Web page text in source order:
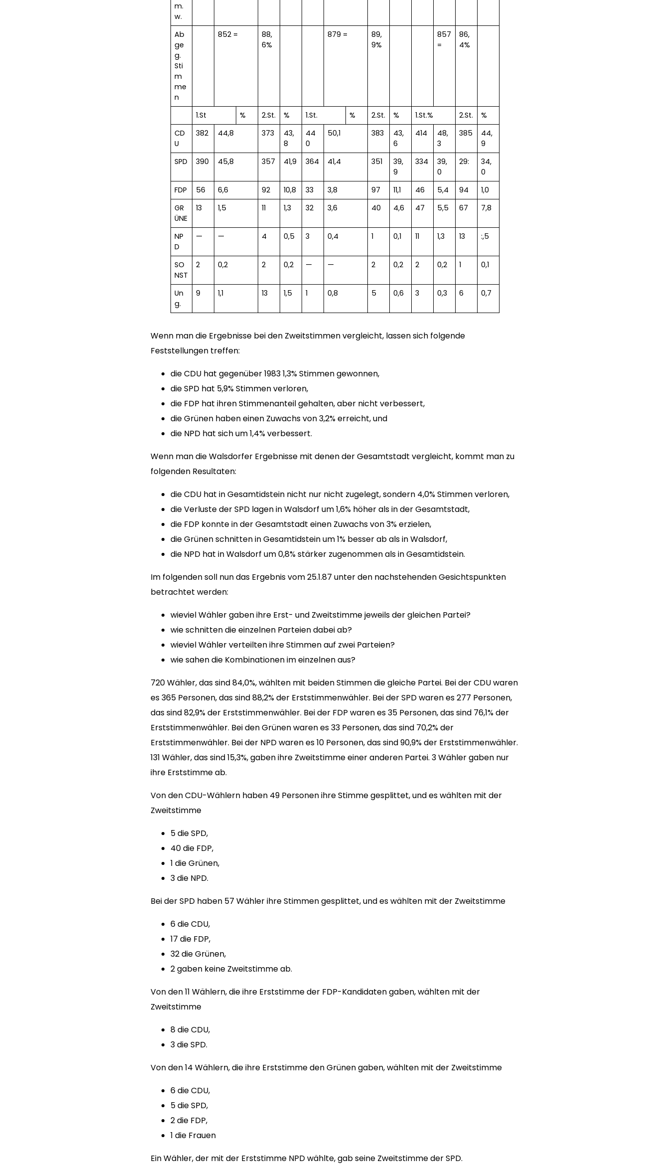
m.
w.
Ab
ge
g.
Sti
m
me
n
852 =
88,
6%
879 =
89,
9%
857
=
86,
4%
1.St % 2.St. % 1.St. % 2.St. % 1.St.% 2.St.
%
CD
U
382 44,8 373
43,
8
44
0
50,1 383
43,
6
414
48,
3
385
44,
9
SPD
390 45,8 357 41,9 364 41,4 351
39,
9
334
39,
0
29:
34,
0
FDP
56 6,6 92 10,8 33 3,8 97 11,1 46 5,4 94
1,0
GR
ÜNE
13 1,5 11 1,3 32 3,6 40 4,6 47 5,5 67 7,8
NP
D
— — 4 0,5 3 0,4 1 0,1 11 1,3 13 :,5
SO
NST
2 0,2 2 0,2 — — 2 0,2 2 0,2 1 0,1
Un
g.
9 1,1 13 1,5 1 0,8 5 0,6 3 0,3 6 0,7
Wenn man die Ergebnisse bei den Zweitstimmen vergleicht, lassen sich folgende
Feststellungen treffen:
die CDU hat gegenüber 1983 1,3% Stimmen gewonnen,
die SPD hat 5,9% Stimmen verloren,
die FDP hat ihren Stimmenanteil gehalten, aber nicht verbessert,
die Grünen haben einen Zuwachs von 3,2% erreicht, und
die NPD hat sich um 1,4% verbessert.
Wenn man die Walsdorfer Ergebnisse mit denen der Gesamtstadt vergleicht, kommt man zu
folgenden Resultaten:
die CDU hat in Gesamtidstein nicht nur nicht zugelegt, sondern 4,0% Stimmen verloren,
die Verluste der SPD lagen in Walsdorf um 1,6% höher als in der Gesamtstadt,
die FDP konnte in der Gesamtstadt einen Zuwachs von 3% erzielen,
die Grünen schnitten in Gesamtidstein um 1% besser ab als in Walsdorf,
die NPD hat in Walsdorf um 0,8% stärker zugenommen als in Gesamtidstein.
Im folgenden soll nun das Ergebnis vom 25.1.87 unter den nachstehenden Gesichtspunkten
betrachtet werden:
wieviel Wähler gaben ihre Erst- und Zweitstimme jeweils der gleichen Partei?
wie schnitten die einzelnen Parteien dabei ab?
wieviel Wähler verteilten ihre Stimmen auf zwei Parteien?
wie sahen die Kombinationen im einzelnen aus?
720 Wähler, das sind 84,0%, wählten mit beiden Stimmen die gleiche Partei. Bei der CDU waren
es 365 Personen, das sind 88,2% der Erststimmenwähler. Bei der SPD waren es 277 Personen,
das sind 82,9% der Erststimmenwähler. Bei der FDP waren es 35 Personen, das sind 76,1% der
Erststimmenwähler. Bei den Grünen waren es 33 Personen, das sind 70,2% der
Erststimmenwähler. Bei der NPD waren es 10 Personen, das sind 90,9% der Erststimmenwähler.
131 Wähler, das sind 15,3%, gaben ihre Zweitstimme einer anderen Partei. 3 Wähler gaben nur
ihre Erststimme ab.
Von den CDU-Wählern haben 49 Personen ihre Stimme gesplittet, und es wählten mit der
Zweitstimme
5 die SPD,
40 die FDP,
1 die Grünen,
3 die NPD.
Bei der SPD haben 57 Wähler ihre Stimmen gesplittet, und es wählten mit der Zweitstimme
6 die CDU,
17 die FDP,
32 die Grünen,
2 gaben keine Zweitstimme ab.
Von den 11 Wählern, die ihre Erststimme der FDP-Kandidaten gaben, wählten mit der
Zweitstimme
8 die CDU,
3 die SPD.
Von den 14 Wählern, die ihre Erststimme den Grünen gaben, wählten mit der Zweitstimme
6 die CDU,
5 die SPD,
2 die FDP,
1 die Frauen
Ein Wähler, der mit der Erststimme NPD wählte, gab seine Zweitstimme der SPD.